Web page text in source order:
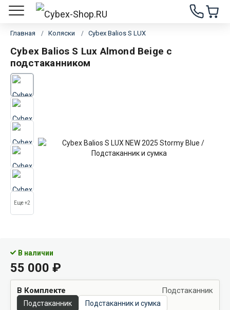
Главная Коляски Cybex Balios S LUX
Cybex Balios S Lux Almond Beige с
подстаканником
Еще +2
В наличии
55 000 ₽
В Комплекте Подстаканник
Подстаканник Подстаканник и сумка